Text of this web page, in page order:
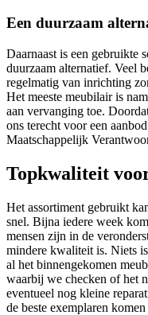
Een duurzaam
Daarnaast is een gebruikte
duurzaam alternatief. Veel
regelmatig van inrichting
Het meeste meubilair is
aan vervanging toe.
ons terecht voor een
Maatschappelijk
Topkwaliteit
Het assortiment gebruikt
snel. Bijna iedere week
mensen zijn in de
mindere kwaliteit is. Niets
al het binnengekomen
waarbij we checken of het
eventueel nog kleine
de beste exemplaren